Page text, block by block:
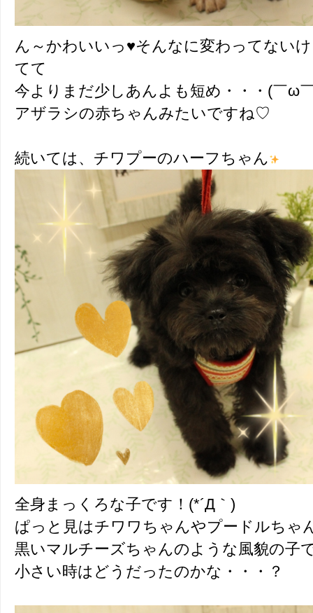
ん～かわいいっ♥そんなに変わってない
てて
今よりまだ少しあんよも短め・・・(￣ω
アザラシの赤ちゃんみたいですね♡
続いては、チワプーのハーフちゃん
全身まっくろな子です！(*´Д｀)
ぱっと見はチワワちゃんやプードルちゃ
黒いマルチーズちゃんのような風貌の子
小さい時はどうだったのかな・・・？